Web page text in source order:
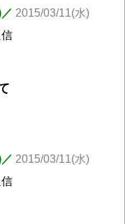
2015/03/11(水)
2015/03/11(水)